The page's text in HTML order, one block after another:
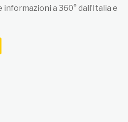
a 360° dall’Italia e